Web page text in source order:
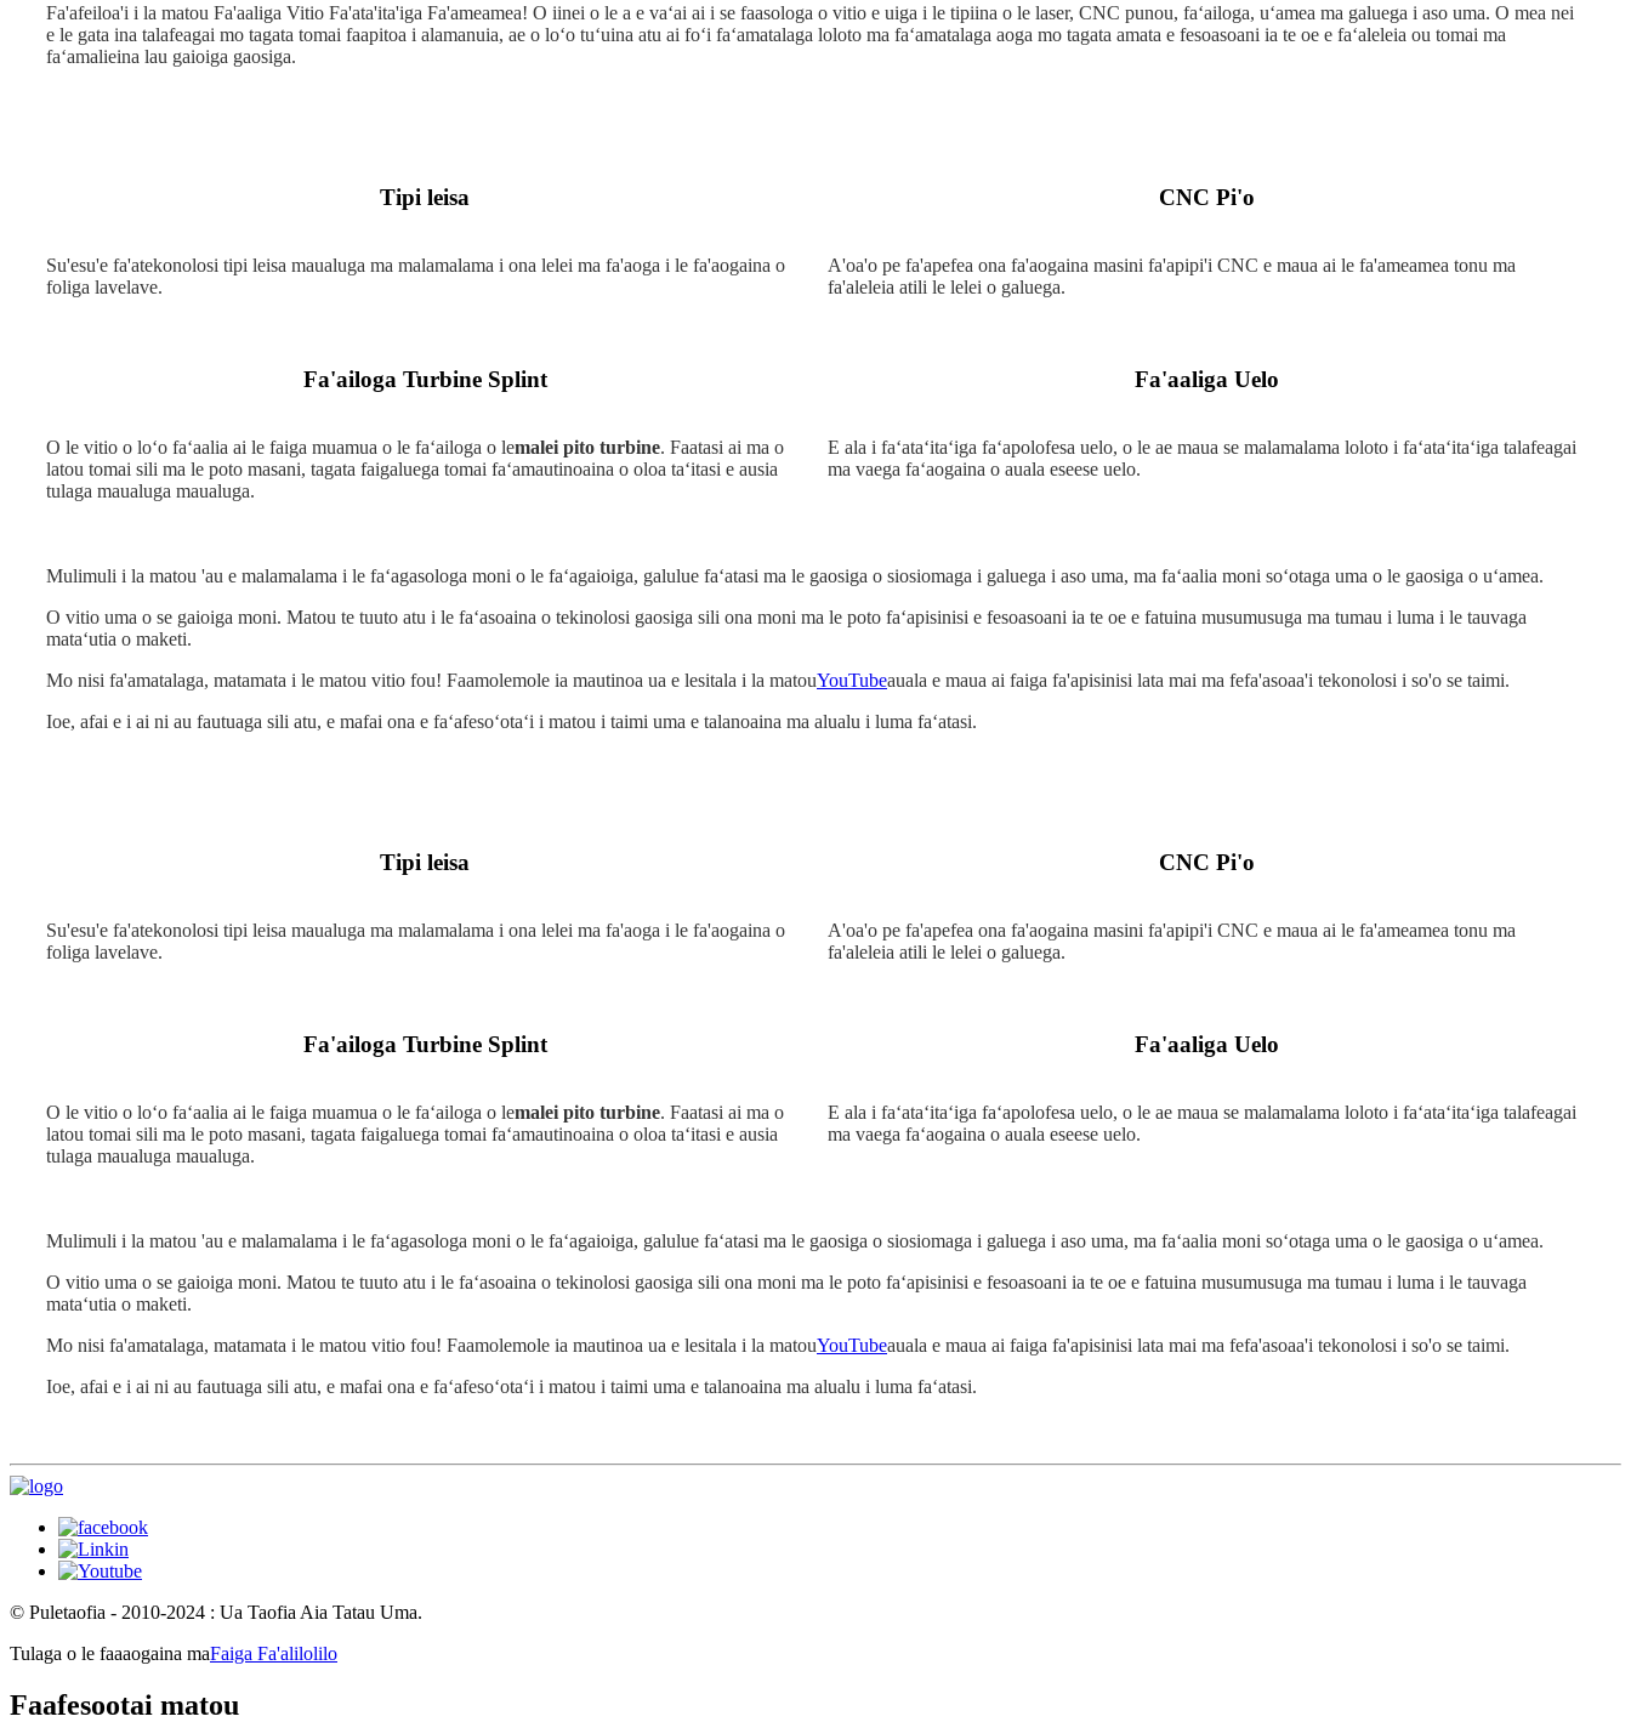
Fa'afeiloa'i i la matou Fa'aaliga Vitio Fa'ata'ita'iga Fa'ameamea! O iinei o le a e vaʻai ai i se faasologa o vitio e uiga i le tipiina o le laser, CNC punou, faʻailoga, uʻamea ma galuega i aso uma. O mea nei
e le gata ina talafeagai mo tagata tomai faapitoa i alamanuia, ae o loʻo tuʻuina atu ai foʻi faʻamatalaga loloto ma faʻamatalaga aoga mo tagata amata e fesoasoani ia te oe e faʻaleleia ou tomai ma
faʻamalieina lau gaioiga gaosiga.
Tipi leisa
Su'esu'e fa'atekonolosi tipi leisa maualuga ma malamalama i ona lelei ma fa'aoga i le fa'aogaina o
foliga lavelave.
CNC Pi'o
A'oa'o pe fa'apefea ona fa'aogaina masini fa'apipi'i CNC e maua ai le fa'ameamea tonu ma
fa'aleleia atili le lelei o galuega.
Fa'ailoga Turbine Splint
O le vitio o loʻo faʻaalia ai le faiga muamua o le faʻailoga o lemalei pito turbine. Faatasi ai ma o
latou tomai sili ma le poto masani, tagata faigaluega tomai faʻamautinoaina o oloa taʻitasi e ausia
tulaga maualuga maualuga.
Fa'aaliga Uelo
E ala i faʻataʻitaʻiga faʻapolofesa uelo, o le ae maua se malamalama loloto i faʻataʻitaʻiga talafeagai
ma vaega faʻaogaina o auala eseese uelo.
Mulimuli i la matou 'au e malamalama i le faʻagasologa moni o le faʻagaioiga, galulue faʻatasi ma le gaosiga o siosiomaga i galuega i aso uma, ma faʻaalia moni soʻotaga uma o le gaosiga o uʻamea.
O vitio uma o se gaioiga moni. Matou te tuuto atu i le faʻasoaina o tekinolosi gaosiga sili ona moni ma le poto faʻapisinisi e fesoasoani ia te oe e fatuina musumusuga ma tumau i luma i le tauvaga
mataʻutia o maketi.
Mo nisi fa'amatalaga, matamata i le matou vitio fou! Faamolemole ia mautinoa ua e lesitala i la matouYouTubeauala e maua ai faiga fa'apisinisi lata mai ma fefa'asoaa'i tekonolosi i so'o se taimi.
Ioe, afai e i ai ni au fautuaga sili atu, e mafai ona e faʻafesoʻotaʻi i matou i taimi uma e talanoaina ma alualu i luma faʻatasi.
Tipi leisa
Su'esu'e fa'atekonolosi tipi leisa maualuga ma malamalama i ona lelei ma fa'aoga i le fa'aogaina o
foliga lavelave.
CNC Pi'o
A'oa'o pe fa'apefea ona fa'aogaina masini fa'apipi'i CNC e maua ai le fa'ameamea tonu ma
fa'aleleia atili le lelei o galuega.
Fa'ailoga Turbine Splint
O le vitio o loʻo faʻaalia ai le faiga muamua o le faʻailoga o lemalei pito turbine. Faatasi ai ma o
latou tomai sili ma le poto masani, tagata faigaluega tomai faʻamautinoaina o oloa taʻitasi e ausia
tulaga maualuga maualuga.
Fa'aaliga Uelo
E ala i faʻataʻitaʻiga faʻapolofesa uelo, o le ae maua se malamalama loloto i faʻataʻitaʻiga talafeagai
ma vaega faʻaogaina o auala eseese uelo.
Mulimuli i la matou 'au e malamalama i le faʻagasologa moni o le faʻagaioiga, galulue faʻatasi ma le gaosiga o siosiomaga i galuega i aso uma, ma faʻaalia moni soʻotaga uma o le gaosiga o uʻamea.
O vitio uma o se gaioiga moni. Matou te tuuto atu i le faʻasoaina o tekinolosi gaosiga sili ona moni ma le poto faʻapisinisi e fesoasoani ia te oe e fatuina musumusuga ma tumau i luma i le tauvaga
mataʻutia o maketi.
Mo nisi fa'amatalaga, matamata i le matou vitio fou! Faamolemole ia mautinoa ua e lesitala i la matouYouTubeauala e maua ai faiga fa'apisinisi lata mai ma fefa'asoaa'i tekonolosi i so'o se taimi.
Ioe, afai e i ai ni au fautuaga sili atu, e mafai ona e faʻafesoʻotaʻi i matou i taimi uma e talanoaina ma alualu i luma faʻatasi.
© Puletaofia - 2010-2024 : Ua Taofia Aia Tatau Uma.
Tulaga o le faaaogaina maFaiga Fa'alilolilo
Faafesootai matou